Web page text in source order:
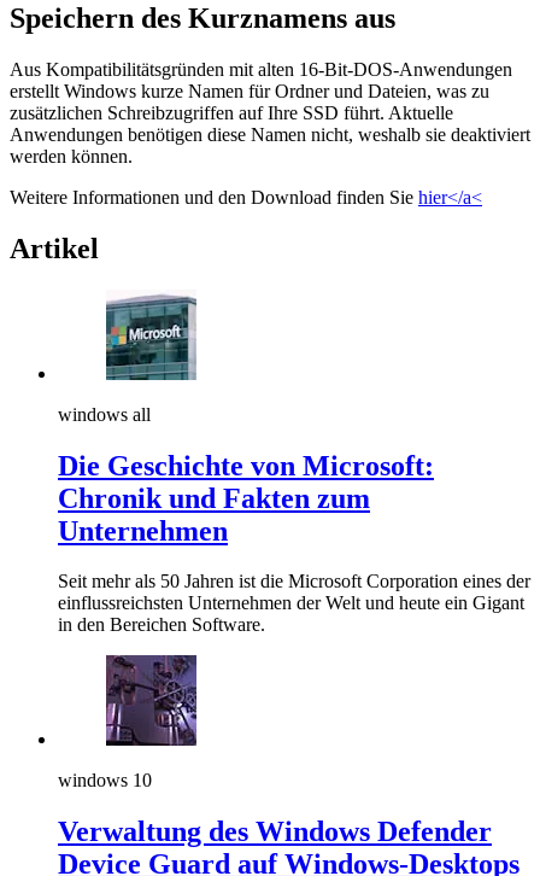
Speichern des Kurznamens aus
Aus Kompatibilitätsgründen mit alten 16-Bit-DOS-Anwendungen
erstellt Windows kurze Namen für Ordner und Dateien, was zu
zusätzlichen Schreibzugriffen auf Ihre SSD führt. Aktuelle
Anwendungen benötigen diese Namen nicht, weshalb sie deaktiviert
werden können.
Weitere Informationen und den Download finden Sie hier</a<
Artikel
windows all
Die Geschichte von Microsoft:
Chronik und Fakten zum
Unternehmen
Seit mehr als 50 Jahren ist die Microsoft Corporation eines der
einflussreichsten Unternehmen der Welt und heute ein Gigant
in den Bereichen Software.
windows 10
Verwaltung des Windows Defender
Device Guard auf Windows-Desktops